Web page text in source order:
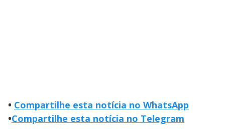
• Compartilhe esta notícia no WhatsApp
•Compartilhe esta notícia no Telegram